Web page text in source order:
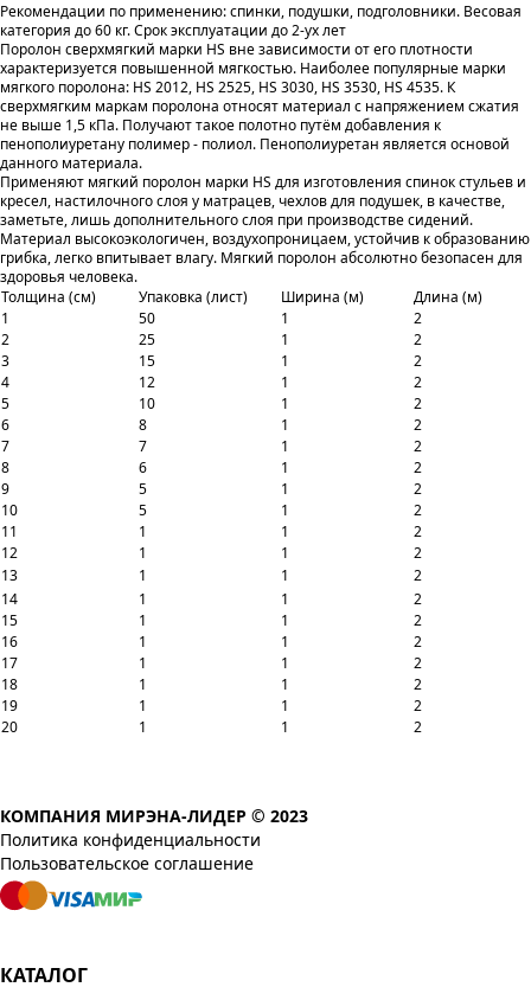
Рекомендации по применению: спинки, подушки, подголовники. Весовая
категория до 60 кг. Срок эксплуатации до 2-ух лет
Поролон сверхмягкий марки HS вне зависимости от его плотности
характеризуется повышенной мягкостью. Наиболее популярные марки
мягкого поролона: HS 2012, HS 2525, HS 3030, НS 3530, HS 4535. К
сверхмягким маркам поролона относят материал с напряжением сжатия
не выше 1,5 кПа. Получают такое полотно путём добавления к
пенополиуретану полимер - полиол. Пенополиуретан является основой
данного материала.
Применяют мягкий поролон марки HS для изготовления спинок стульев и
кресел, настилочного слоя у матрацев, чехлов для подушек, в качестве,
заметьте, лишь дополнительного слоя при производстве сидений.
Материал высокоэкологичен, воздухопроницаем, устойчив к образованию
грибка, легко впитывает влагу. Мягкий поролон абсолютно безопасен для
здоровья человека.
Толщина (см)
Упаковка (лист) Ширина (м)
Длина (м)
1
50 1
2
2
25 1
2
3
15 1
2
4
12 1
2
5
10 1
2
6
8 1
2
7
7 1
2
8
6 1
2
9
5 1
2
10
5 1
2
11
1 1
2
12
1 1
2
13
1 1
2
14
1 1
2
15
1 1
2
16
1 1
2
17
1 1
2
18
1 1
2
19
1 1
2
20
1 1 2
КОМПАНИЯ МИРЭНА-ЛИДЕР © 2023
Политика конфиденциальности
Пользовательское соглашение
КАТАЛОГ